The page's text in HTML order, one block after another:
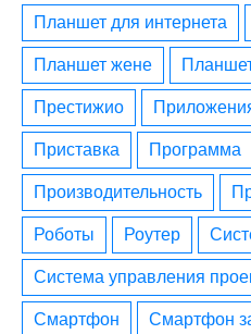
планшет для интернета
планшет жене
престижио
приставка программа
производительность
роботы роутер
система управления
смартфон смартфон